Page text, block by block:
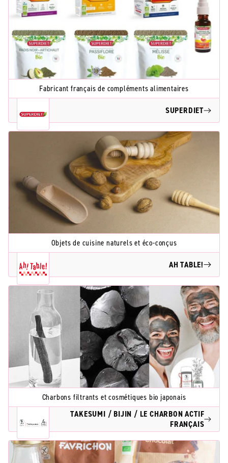
Fabricant français de compléments alimentaires
SUPERDIET
Objets de cuisine naturels et éco-conçus
AH TABLE!
Charbons filtrants et cosmétiques bio japonais
TAKESUMI / BIJIN / LE CHARBON ACTIF
FRANÇAIS